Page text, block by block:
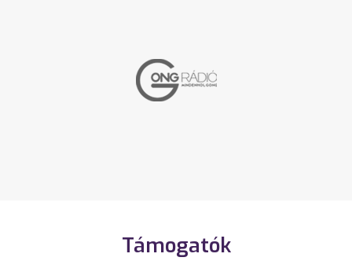
Támogatók